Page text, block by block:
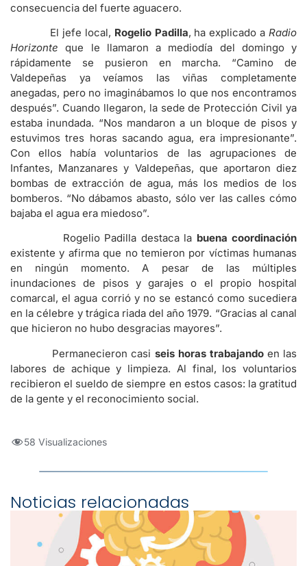
consecuencia del fuerte aguacero.
El jefe local, Rogelio Padilla, ha explicado aRadio
Horizonte que le llamaron a mediodía del domingo y
rápidamente se pusieron en marcha. “Camino de
Valdepeñas ya veíamos las viñas completamente
anegadas, pero no imaginábamos lo que nos encontramos
después”. Cuando llegaron, la sede de Protección Civil ya
estaba inundada. “Nos mandaron a un bloque de pisos y
estuvimos tres horas sacando agua, era impresionante”.
Con ellos había voluntarios de las agrupaciones de
Infantes, Manzanares y Valdepeñas, que aportaron diez
bombas de extracción de agua, más los medios de los
bomberos. “No dábamos abasto, sólo ver las calles cómo
bajaba el agua era miedoso”.
Rogelio Padilla destaca la buena coordinación
existente y afirma que no temieron por víctimas humanas
en ningún momento. A pesar de las múltiples
inundaciones de pisos y garajes o el propio hospital
comarcal, el agua corrió y no se estancó como sucediera
en la célebre y trágica riada del año 1979. “Gracias al canal
que hicieron no hubo desgracias mayores”.
Permanecieron casi seis horas trabajandoen las
labores de achique y limpieza. Al final, los voluntarios
recibieron el sueldo de siempre en estos casos: la gratitud
de la gente y el reconocimiento social.
58 Visualizaciones
Noticias relacionadas